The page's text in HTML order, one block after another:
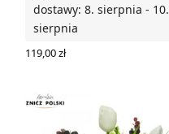
dostawy: 8. sierpnia - 10.
sierpnia
119,00zł